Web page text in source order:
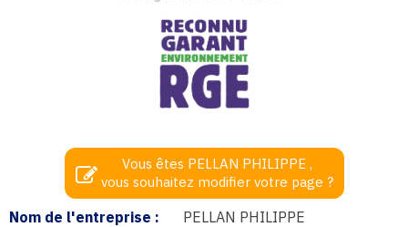
Nom de l'entreprise : PELLAN PHILIPPE
Vous êtes PELLAN PHILIPPE ,
vous souhaitez modifier votre page ?